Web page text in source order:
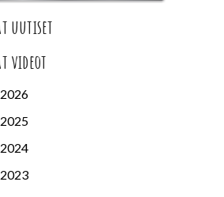
uutiset
videot